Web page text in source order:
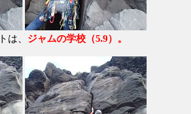
は、 ジャムの学校（5.9）。